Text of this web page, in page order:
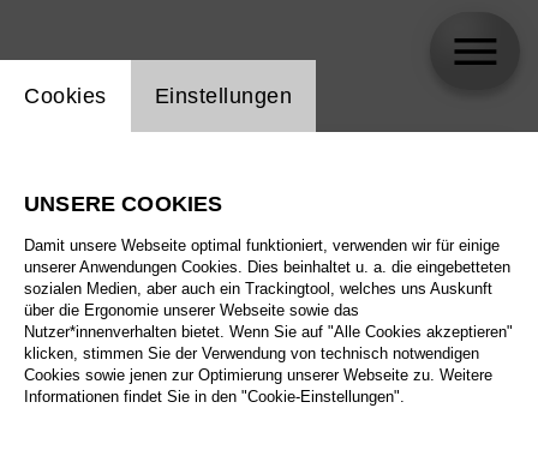
Alle Sparten
Alle Spielstätten
Alle Merkmale
Einstellung Website Cookie
Cookies Einstellungen
UNSERE COOKIES
Damit unsere Webseite optimal funktioniert, verwenden wir für einige
unserer Anwendungen Cookies. Dies beinhaltet u. a. die eingebetteten
sozialen Medien, aber auch ein Trackingtool, welches uns Auskunft
über die Ergonomie unserer Webseite sowie das
Nutzer*innenverhalten bietet. Wenn Sie auf "Alle Cookies akzeptieren"
klicken, stimmen Sie der Verwendung von technisch notwendigen
Cookies sowie jenen zur Optimierung unserer Webseite zu. Weitere
Informationen findet Sie in den "Cookie-Einstellungen".